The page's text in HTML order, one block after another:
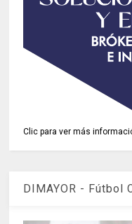
Clic para ver más
DIMAYOR - Fútbol